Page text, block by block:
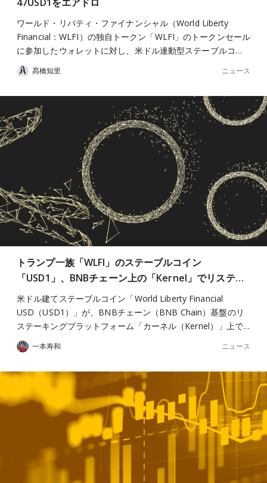
ワールド・リバティ・ファイナンシャル（World Liberty
Financial：WLFI）の独自トークン「WLFI」のトークンセール
に参加したウォレットに対し、米ドル連動型ステーブルコ…
髙橋知里 ニュース
トランプ一族「WLFI」のステーブルコイン
「USD1」、BNBチェーン上の「Kernel」でリステ…
米ドル建てステーブルコイン「World Liberty Financial
USD（USD1）」が、BNBチェーン（BNB Chain）基盤のリ
ステーキングプラットフォーム「カーネル（Kernel）」上で…
一本寿和 ニュース